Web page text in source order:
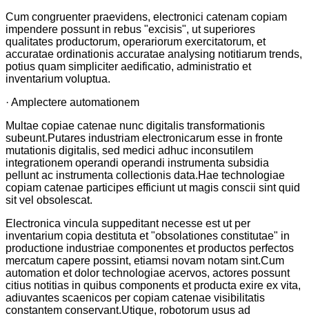
Cum congruenter praevidens, electronici catenam copiam
impendere possunt in rebus "excisis", ut superiores
qualitates productorum, operariorum exercitatorum, et
accuratae ordinationis accuratae analysing notitiarum trends,
potius quam simpliciter aedificatio, administratio et
inventarium voluptua.
· Amplectere automationem
Multae copiae catenae nunc digitalis transformationis
subeunt.Putares industriam electronicarum esse in fronte
mutationis digitalis, sed medici adhuc inconsutilem
integrationem operandi operandi instrumenta subsidia
pellunt ac instrumenta collectionis data.Hae technologiae
copiam catenae participes efficiunt ut magis conscii sint quid
sit vel obsolescat.
Electronica vincula suppeditant necesse est ut per
inventarium copia destituta et "obsolationes constitutae" in
productione industriae componentes et productos perfectos
mercatum capere possint, etiamsi novam notam sint.Cum
automation et dolor technologiae acervos, actores possunt
citius notitias in quibus components et producta exire ex vita,
adiuvantes scaenicos per copiam catenae visibilitatis
constantem conservant.Utique, robotorum usus ad